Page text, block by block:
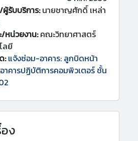
รับบริการ:นายชาญศักดิ์ เหล่า
น่วยงาน:คณะวิทยาศาสตร์
ลยี
: แจ้งซ่อม-อาคาร: ลูกบิดหน้า
าคารปฏิบัติการคอมพิวเตอร์ ชั้น
ง